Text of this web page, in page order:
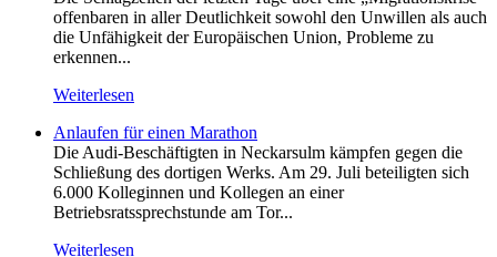
offenbaren in aller Deutlichkeit sowohl den Unwillen als auch
die Unfähigkeit der Europäischen Union, Probleme zu
erkennen...
Weiterlesen
Anlaufen für einen Marathon
Die Audi-Beschäftigten in Neckarsulm kämpfen gegen die
Schließung des dortigen Werks. Am 29. Juli beteiligten sich
6.000 Kolleginnen und Kollegen an einer
Betriebsratssprechstunde am Tor...
Weiterlesen